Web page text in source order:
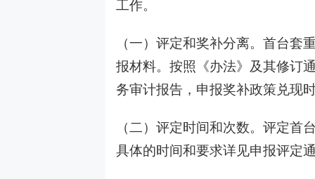
工作。
（一）评定和奖补分离。首台套
报材料。按照《办法》及其修订
务审计报告，申报奖补政策兑现
（二）评定时间和次数。评定首
具体的时间和要求详见申报评定